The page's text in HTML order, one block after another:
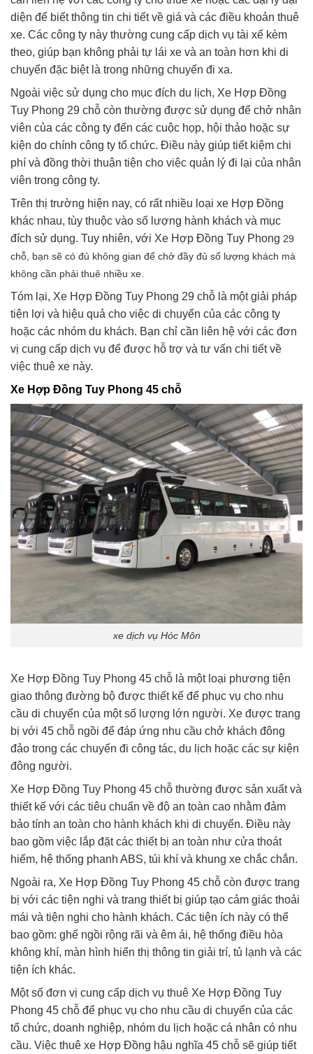
diện để biết thông tin chi tiết về giá và các điều khoản thuê
xe. Các công ty này thường cung cấp dịch vụ tài xế kèm
theo, giúp bạn không phải tự lái xe và an toàn hơn khi di
chuyển đặc biệt là trong những chuyến đi xa.
Ngoài việc sử dụng cho mục đích du lịch, Xe Hợp Đồng
Tuy Phong 29 chỗ còn thường được sử dụng để chở nhân
viên của các công ty đến các cuộc họp, hội thảo hoặc sự
kiện do chính công ty tổ chức. Điều này giúp tiết kiệm chi
phí và đồng thời thuận tiện cho việc quản lý đi lại của nhân
viên trong công ty.
Trên thị trường hiện nay, có rất nhiều loại xe Hợp Đồng
khác nhau, tùy thuộc vào số lượng hành khách và mục
đích sử dụng. Tuy nhiên, với Xe Hợp Đồng Tuy Phong 29
chỗ, bạn sẽ có đủ không gian để chở đầy đủ số lượng khách mà
không cần phải thuê nhiều xe.
Tóm lại, Xe Hợp Đồng Tuy Phong 29 chỗ là một giải pháp
tiện lợi và hiệu quả cho việc di chuyển của các công ty
hoặc các nhóm du khách. Bạn chỉ cần liên hệ với các đơn
vị cung cấp dịch vụ để được hỗ trợ và tư vấn chi tiết về
việc thuê xe này.
Xe Hợp Đồng Tuy Phong 45 chỗ
xe dịch vụ Hóc Môn
Xe Hợp Đồng Tuy Phong 45 chỗ là một loại phương tiện
giao thông đường bộ được thiết kế để phục vụ cho nhu
cầu di chuyển của một số lượng lớn người. Xe được trang
bị với 45 chỗ ngồi để đáp ứng nhu cầu chở khách đông
đảo trong các chuyến đi công tác, du lịch hoặc các sự kiện
đông người.
Xe Hợp Đồng Tuy Phong 45 chỗ thường được sản xuất và
thiết kế với các tiêu chuẩn về độ an toàn cao nhằm đảm
bảo tính an toàn cho hành khách khi di chuyển. Điều này
bao gồm việc lắp đặt các thiết bị an toàn như cửa thoát
hiểm, hệ thống phanh ABS, túi khí và khung xe chắc chắn.
Ngoài ra, Xe Hợp Đồng Tuy Phong 45 chỗ còn được trang
bị với các tiện nghi và trang thiết bị giúp tạo cảm giác thoải
mái và tiện nghi cho hành khách. Các tiện ích này có thể
bao gồm: ghế ngồi rộng rãi và êm ái, hệ thống điều hòa
không khí, màn hình hiển thị thông tin giải trí, tủ lạnh và các
tiện ích khác.
Một số đơn vị cung cấp dịch vụ thuê Xe Hợp Đồng Tuy
Phong 45 chỗ để phục vụ cho nhu cầu di chuyển của các
tổ chức, doanh nghiệp, nhóm du lịch hoặc cá nhân có nhu
cầu. Việc thuê xe Hợp Đồng hậu nghĩa 45 chỗ sẽ giúp tiết